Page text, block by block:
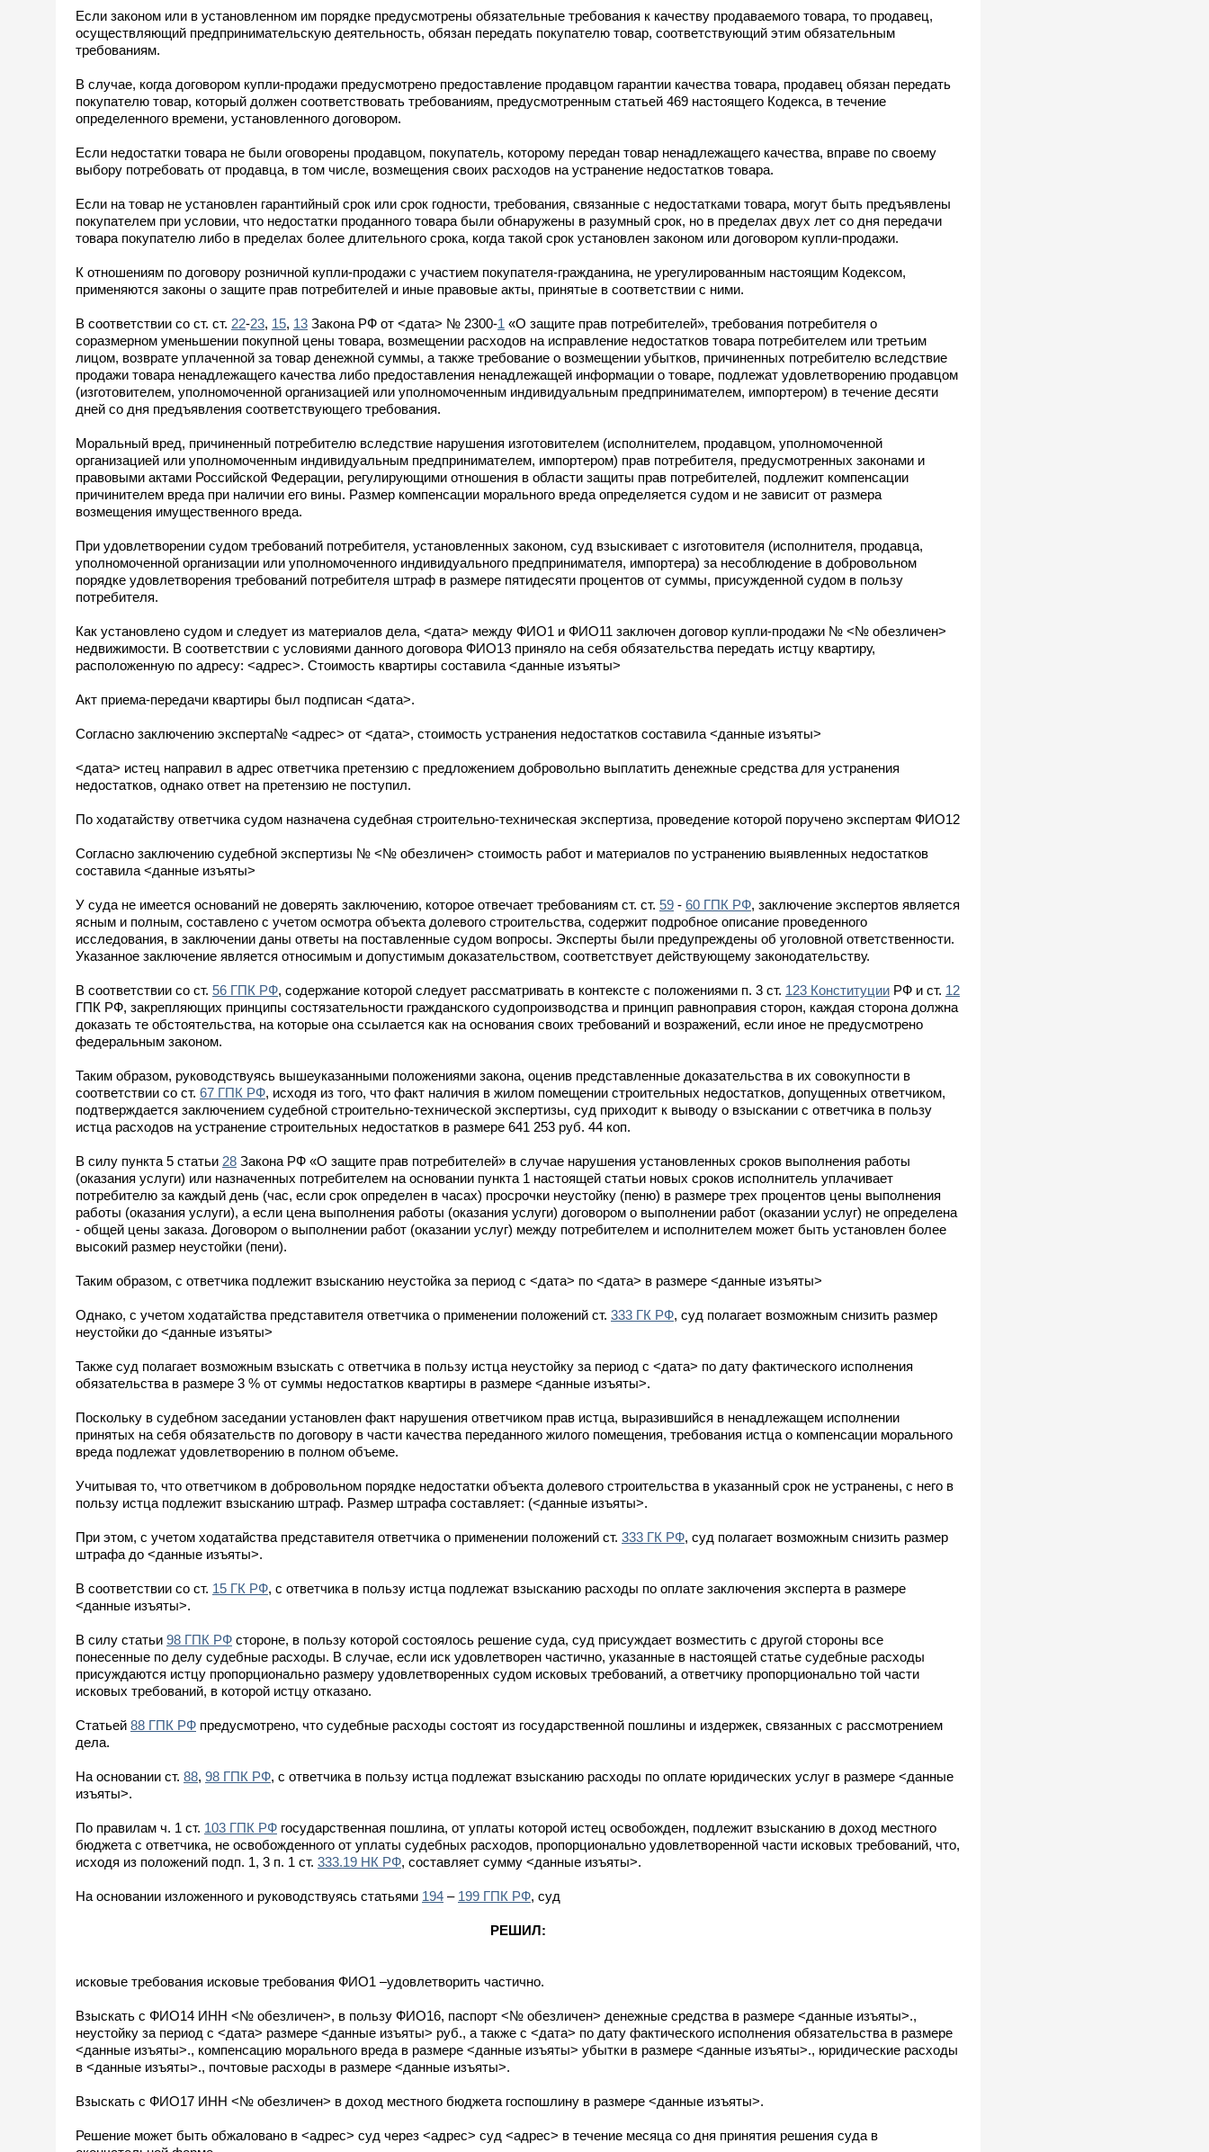
Если законом или в установленном им порядке предусмотрены обязательные требования к качеству продаваемого товара, то продавец,
осуществляющий предпринимательскую деятельность, обязан передать покупателю товар, соответствующий этим обязательным
требованиям.
В случае, когда договором купли-продажи предусмотрено предоставление продавцом гарантии качества товара, продавец обязан передать
покупателю товар, который должен соответствовать требованиям, предусмотренным статьей 469 настоящего Кодекса, в течение
определенного времени, установленного договором.
Если недостатки товара не были оговорены продавцом, покупатель, которому передан товар ненадлежащего качества, вправе по своему
выбору потребовать от продавца, в том числе, возмещения своих расходов на устранение недостатков товара.
Если на товар не установлен гарантийный срок или срок годности, требования, связанные с недостатками товара, могут быть предъявлены
покупателем при условии, что недостатки проданного товара были обнаружены в разумный срок, но в пределах двух лет со дня передачи
товара покупателю либо в пределах более длительного срока, когда такой срок установлен законом или договором купли-продажи.
К отношениям по договору розничной купли-продажи с участием покупателя-гражданина, не урегулированным настоящим Кодексом,
применяются законы о защите прав потребителей и иные правовые акты, принятые в соответствии с ними.
В соответствии со ст. ст. 22-23, 15, 13 Закона РФ от <дата> № 2300-1 «О защите прав потребителей», требования потребителя о
соразмерном уменьшении покупной цены товара, возмещении расходов на исправление недостатков товара потребителем или третьим
лицом, возврате уплаченной за товар денежной суммы, а также требование о возмещении убытков, причиненных потребителю вследствие
продажи товара ненадлежащего качества либо предоставления ненадлежащей информации о товаре, подлежат удовлетворению продавцом
(изготовителем, уполномоченной организацией или уполномоченным индивидуальным предпринимателем, импортером) в течение десяти
дней со дня предъявления соответствующего требования.
Моральный вред, причиненный потребителю вследствие нарушения изготовителем (исполнителем, продавцом, уполномоченной
организацией или уполномоченным индивидуальным предпринимателем, импортером) прав потребителя, предусмотренных законами и
правовыми актами Российской Федерации, регулирующими отношения в области защиты прав потребителей, подлежит компенсации
причинителем вреда при наличии его вины. Размер компенсации морального вреда определяется судом и не зависит от размера
возмещения имущественного вреда.
При удовлетворении судом требований потребителя, установленных законом, суд взыскивает с изготовителя (исполнителя, продавца,
уполномоченной организации или уполномоченного индивидуального предпринимателя, импортера) за несоблюдение в добровольном
порядке удовлетворения требований потребителя штраф в размере пятидесяти процентов от суммы, присужденной судом в пользу
потребителя.
Как установлено судом и следует из материалов дела, <дата> между ФИО1 и ФИО11 заключен договор купли-продажи № <№ обезличен>
недвижимости. В соответствии с условиями данного договора ФИО13 приняло на себя обязательства передать истцу квартиру,
расположенную по адресу: <адрес>. Стоимость квартиры составила <данные изъяты>
Акт приема-передачи квартиры был подписан <дата>.
Согласно заключению эксперта№ <адрес> от <дата>, стоимость устранения недостатков составила <данные изъяты>
<дата> истец направил в адрес ответчика претензию с предложением добровольно выплатить денежные средства для устранения
недостатков, однако ответ на претензию не поступил.
По ходатайству ответчика судом назначена судебная строительно-техническая экспертиза, проведение которой поручено экспертам ФИО12
Согласно заключению судебной экспертизы № <№ обезличен> стоимость работ и материалов по устранению выявленных недостатков
составила <данные изъяты>
У суда не имеется оснований не доверять заключению, которое отвечает требованиям ст. ст. 59 - 60 ГПК РФ, заключение экспертов является
ясным и полным, составлено с учетом осмотра объекта долевого строительства, содержит подробное описание проведенного
исследования, в заключении даны ответы на поставленные судом вопросы. Эксперты были предупреждены об уголовной ответственности.
Указанное заключение является относимым и допустимым доказательством, соответствует действующему законодательству.
В соответствии со ст. 56 ГПК РФ, содержание которой следует рассматривать в контексте с положениями п. 3 ст. 123 Конституции РФ и ст. 12
ГПК РФ, закрепляющих принципы состязательности гражданского судопроизводства и принцип равноправия сторон, каждая сторона должна
доказать те обстоятельства, на которые она ссылается как на основания своих требований и возражений, если иное не предусмотрено
федеральным законом.
Таким образом, руководствуясь вышеуказанными положениями закона, оценив представленные доказательства в их совокупности в
соответствии со ст. 67 ГПК РФ, исходя из того, что факт наличия в жилом помещении строительных недостатков, допущенных ответчиком,
подтверждается заключением судебной строительно-технической экспертизы, суд приходит к выводу о взыскании с ответчика в пользу
истца расходов на устранение строительных недостатков в размере 641 253 руб. 44 коп.
В силу пункта 5 статьи 28 Закона РФ «О защите прав потребителей» в случае нарушения установленных сроков выполнения работы
(оказания услуги) или назначенных потребителем на основании пункта 1 настоящей статьи новых сроков исполнитель уплачивает
потребителю за каждый день (час, если срок определен в часах) просрочки неустойку (пеню) в размере трех процентов цены выполнения
работы (оказания услуги), а если цена выполнения работы (оказания услуги) договором о выполнении работ (оказании услуг) не определена
- общей цены заказа. Договором о выполнении работ (оказании услуг) между потребителем и исполнителем может быть установлен более
высокий размер неустойки (пени).
Таким образом, с ответчика подлежит взысканию неустойка за период с <дата> по <дата> в размере <данные изъяты>
Однако, с учетом ходатайства представителя ответчика о применении положений ст. 333 ГК РФ, суд полагает возможным снизить размер
неустойки до <данные изъяты>
Также суд полагает возможным взыскать с ответчика в пользу истца неустойку за период с <дата> по дату фактического исполнения
обязательства в размере 3 % от суммы недостатков квартиры в размере <данные изъяты>.
Поскольку в судебном заседании установлен факт нарушения ответчиком прав истца, выразившийся в ненадлежащем исполнении
принятых на себя обязательств по договору в части качества переданного жилого помещения, требования истца о компенсации морального
вреда подлежат удовлетворению в полном объеме.
Учитывая то, что ответчиком в добровольном порядке недостатки объекта долевого строительства в указанный срок не устранены, с него в
пользу истца подлежит взысканию штраф. Размер штрафа составляет: (<данные изъяты>.
При этом, с учетом ходатайства представителя ответчика о применении положений ст. 333 ГК РФ, суд полагает возможным снизить размер
штрафа до <данные изъяты>.
В соответствии со ст. 15 ГК РФ, с ответчика в пользу истца подлежат взысканию расходы по оплате заключения эксперта в размере
<данные изъяты>.
В силу статьи 98 ГПК РФ стороне, в пользу которой состоялось решение суда, суд присуждает возместить с другой стороны все
понесенные по делу судебные расходы. В случае, если иск удовлетворен частично, указанные в настоящей статье судебные расходы
присуждаются истцу пропорционально размеру удовлетворенных судом исковых требований, а ответчику пропорционально той части
исковых требований, в которой истцу отказано.
Статьей 88 ГПК РФ предусмотрено, что судебные расходы состоят из государственной пошлины и издержек, связанных с рассмотрением
дела.
На основании ст. 88, 98 ГПК РФ, с ответчика в пользу истца подлежат взысканию расходы по оплате юридических услуг в размере <данные
изъяты>.
По правилам ч. 1 ст. 103 ГПК РФ государственная пошлина, от уплаты которой истец освобожден, подлежит взысканию в доход местного
бюджета с ответчика, не освобожденного от уплаты судебных расходов, пропорционально удовлетворенной части исковых требований, что,
исходя из положений подп. 1, 3 п. 1 ст. 333.19 НК РФ, составляет сумму <данные изъяты>.
На основании изложенного и руководствуясь статьями 194 – 199 ГПК РФ, суд
РЕШИЛ:
исковые требования исковые требования ФИО1 –удовлетворить частично.
Взыскать с ФИО14 ИНН <№ обезличен>, в пользу ФИО16, паспорт <№ обезличен> денежные средства в размере <данные изъяты>.,
неустойку за период с <дата> размере <данные изъяты> руб., а также с <дата> по дату фактического исполнения обязательства в размере
<данные изъяты>., компенсацию морального вреда в размере <данные изъяты> убытки в размере <данные изъяты>., юридические расходы
в <данные изъяты>., почтовые расходы в размере <данные изъяты>.
Взыскать с ФИО17 ИНН <№ обезличен> в доход местного бюджета госпошлину в размере <данные изъяты>.
Решение может быть обжаловано в <адрес> суд через <адрес> суд <адрес> в течение месяца со дня принятия решения суда в